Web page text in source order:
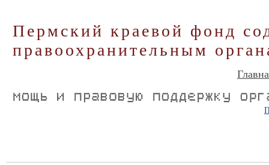
Пермский краевой фонд
правоохранительным